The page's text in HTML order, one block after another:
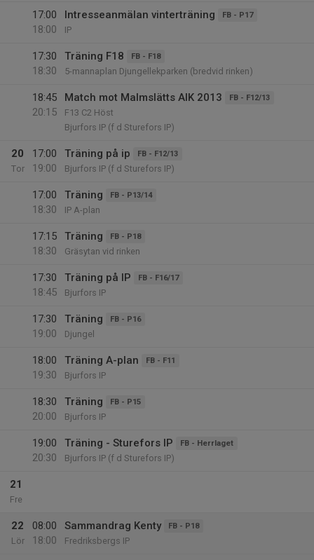
17:00
18:00
Intresseanmälan vinterträning FB - P17
IP
17:30
18:30
Träning F18 FB - F18
5-mannaplan Djungellekparken (bredvid rinken)
18:45
20:15
Match mot Malmslätts AIK 2013 FB - F12/13
F13 C2 Höst
Bjurfors IP (f d Sturefors IP)
20
Tor
17:00
19:00
Träning på ip FB - F12/13
Bjurfors IP (f d Sturefors IP)
17:00
18:30
Träning FB - P13/14
IP A-plan
17:15
18:30
Träning FB - P18
Gräsytan vid rinken
17:30
18:45
Träning på IP FB - F16/17
Bjurfors IP
17:30
19:00
Träning FB - P16
Djungel
18:00
19:30
Träning A-plan FB - F11
Bjurfors IP
18:30
20:00
Träning FB - P15
Bjurfors IP
19:00
20:30
Träning - Sturefors IP FB - Herrlaget
Bjurfors IP (f d Sturefors IP)
21
Fre
22
Lör
08:00
18:00
Sammandrag Kenty FB - P18
Fredriksbergs IP